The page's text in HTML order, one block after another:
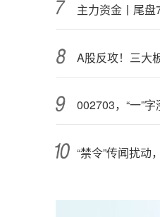
主力资金丨尾盘
A股反攻！三大